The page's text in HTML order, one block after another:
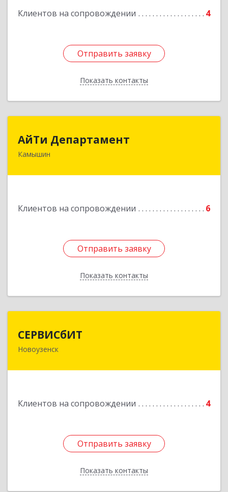
Клиентов на сопровождении 4
Отправить заявку
Показать контакты
Отправить заявку
Назад
АйТи Департамент
Камышин
Клиентов на сопровождении 6
Отправить заявку
Показать контакты
Отправить заявку
Назад
СЕРВИСбИТ
Новоузенск
Клиентов на сопровождении 4
Отправить заявку
Показать контакты
413 360, Саратовская обл, Новоузенский р-н,
Отправить заявку
Назад